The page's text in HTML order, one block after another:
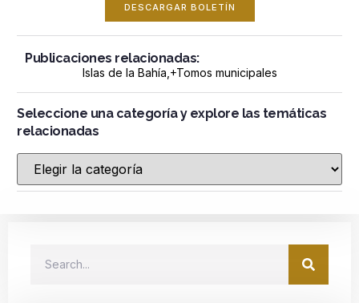
DESCARGAR BOLETÍN
Publicaciones relacionadas:
Islas de la Bahía ,+Tomos municipales
Seleccione una categoría y explore las temáticas
relacionadas